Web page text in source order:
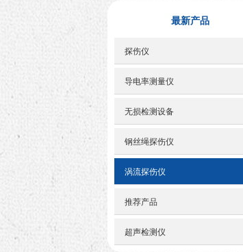
最新产品
探伤仪
导电率测量仪
无损检测设备
钢丝绳探伤仪
涡流探伤仪
推荐产品
超声检测仪